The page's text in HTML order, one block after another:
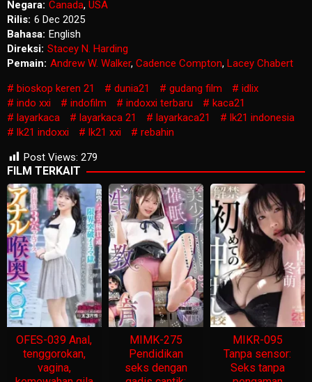
Negara: Canada, USA
Rilis: 6 Dec 2025
Bahasa: English
Direksi: Stacey N. Harding
Pemain: Andrew W. Walker, Cadence Compton, Lacey Chabert
bioskop keren 21
dunia21 gudang film
idlix
indo xxi
indofilm indoxxi terbaru
kaca21
layarkaca
layarkaca 21 layarkaca21
lk21 indonesia
lk21 indoxxi
lk21 xxi
rebahin
Post Views: 279
FILM TERKAIT
OFES-039 Anal,
tenggorokan,
vagina,
MIMK-275
Pendidikan
seks dengan
MIKR-095
Tanpa sensor:
Seks tanpa